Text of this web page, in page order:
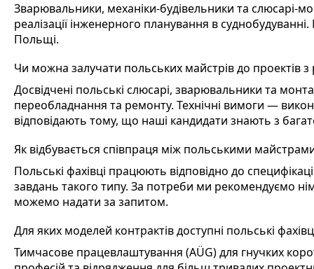
Зварювальники, механіки-будівельники та слюсарі-
реалізації інженерного планування в
Польщі.
Чи можна залучати польських майстрів до проектів з
Досвідчені польські слюсарі, зварювальники та
переобладнання та ремонту. Технічні вимоги —
відповідають тому, що наші кандидати знають з
Як відбувається співпраця між польськими
Польські фахівці працюють відповідно до
завдань такого типу. За потреби ми рекомендуємо
можемо надати за запитом.
Для яких моделей контрактів доступні польські
Тимчасове працевлаштування (AÜG) для гнучких